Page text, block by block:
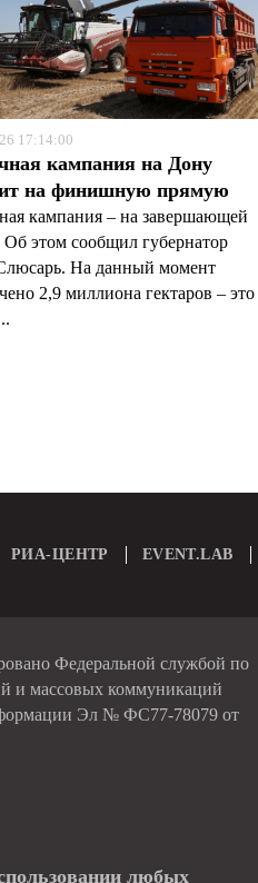
17:14:00
кампания на Дону
на финишную прямую
кампания – на завершающей
Об этом сообщил губернатор
На данный момент
2,9 миллиона гектаров – это
РИА-ЦЕНТР EVENT.LAB
Федеральной службой по
и массовых коммуникаций
Эл № ФС77-78079 от
любых